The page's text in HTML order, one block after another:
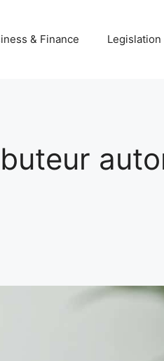
& Finance Legislation